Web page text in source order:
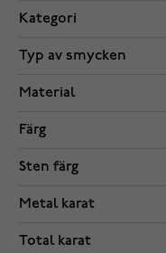
Kategori
Typ av smycken
Material
Färg
Sten färg
Metal karat
Total karat